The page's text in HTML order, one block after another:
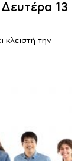
13
κλειστή την